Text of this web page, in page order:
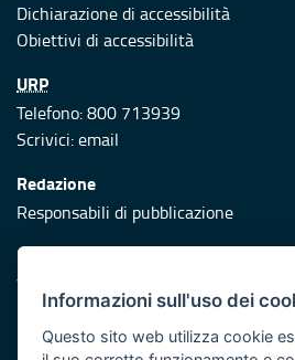
Dichiarazione di accessibilità
Obiettivi di accessibilità
URP
Telefono: 800 713939
Scrivici:email
Redazione
Responsabili di pubblicazione
Protezione civile
Vai al sito di Protezione Civile Puglia
Iniziativa finanziata con risorse del
Informazioni sull'uso dei
Questo sito web utilizza cookie